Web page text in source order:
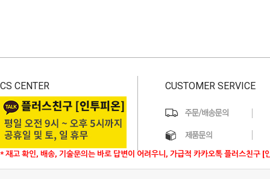
CS CENTER
* 재고 확인, 배송, 기술문의는 바로 답변이 어려우니, 가급적 카카오톡 플러스친구 [
CUSTOMER SERVICE